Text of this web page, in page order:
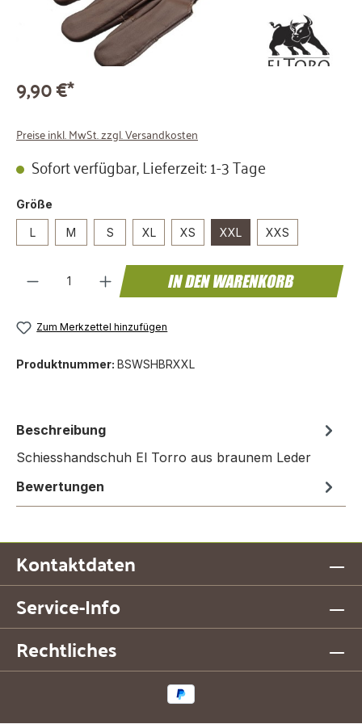
9,90 €*
Preise inkl. MwSt. zzgl. Versandkosten
Sofort verfügbar, Lieferzeit: 1-3 Tage
Größe
L M S XL XS XXL XXS
Produkt Anzahl: Gib den
IN DEN WARENKORB
Zum Merkzettel hinzufügen
Produktnummer: BSWSHBRXXL
Beschreibung
Schiesshandschuh El Torro aus braunem Leder
Bewertungen
Kontaktdaten
Service-Info
Rechtliches